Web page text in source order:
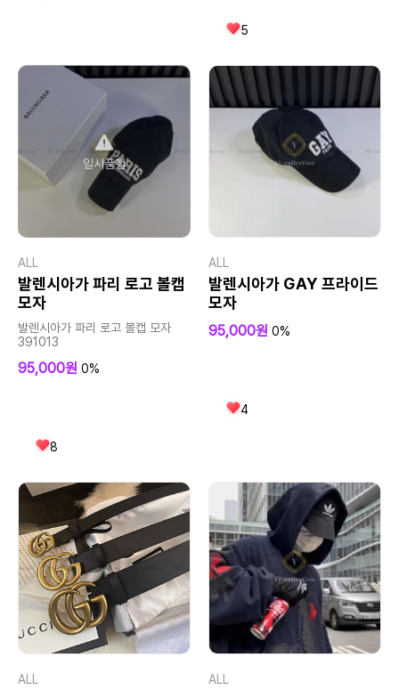
5
일시품절
ALL
발렌시아가 파리 로고 볼캡
모자
발렌시아가 파리 로고 볼캡 모자
391013
95,000원 0%
8
ALL
발렌시아가 GAY 프라이드
모자
95,000원 0%
4
ALL ALL